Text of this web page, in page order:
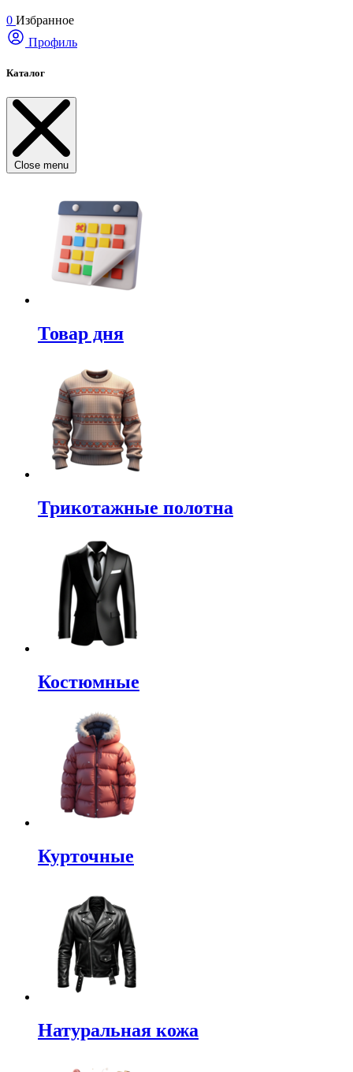
0 Избранное
Профиль
Каталог
Close menu
Товар дня
Трикотажные полотна
Костюмные
Курточные
Натуральная кожа